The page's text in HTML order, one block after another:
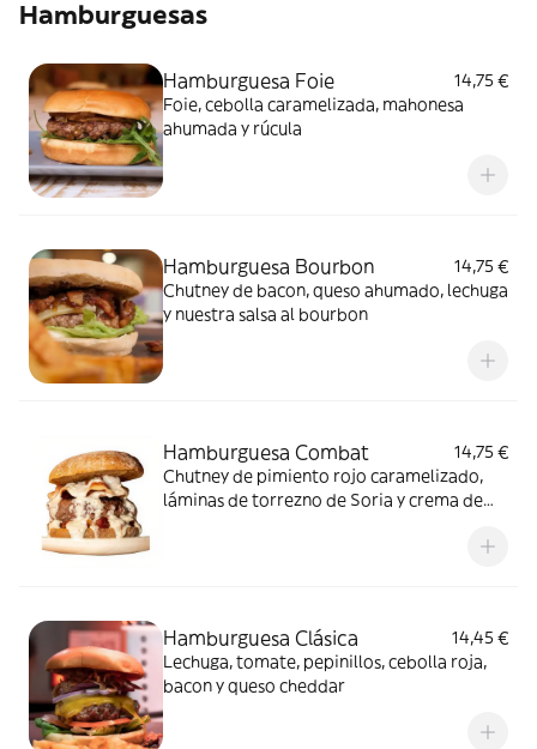
Hamburguesas
Hamburguesa Foie
14,75 €
Foie, cebolla caramelizada, mahonesa
ahumada y rúcula
Hamburguesa Bourbon
14,75 €
Chutney de bacon, queso ahumado, lechuga
y nuestra salsa al bourbon
Hamburguesa Combat
14,75 €
Chutney de pimiento rojo caramelizado,
láminas de torrezno de Soria y crema de
Hamburguesa Clásica
14,45 €
Lechuga, tomate, pepinillos, cebolla roja,
bacon y queso cheddar